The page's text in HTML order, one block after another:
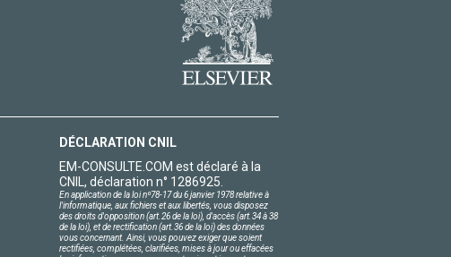
DÉCLARATION CNIL
EM-CONSULTE.COM est déclaré à la
CNIL, déclaration n° 1286925.
En application de la loi nº78-17 du 6 janvier 1978 relative à
l'informatique, aux fichiers et aux libertés, vous disposez
des droits d'opposition (art.26 de la loi), d'accès (art.34 à 38
de la loi), et de rectification (art.36 de la loi) des données
vous concernant. Ainsi, vous pouvez exiger que soient
rectifiées, complétées, clarifiées, mises à jour ou effacées